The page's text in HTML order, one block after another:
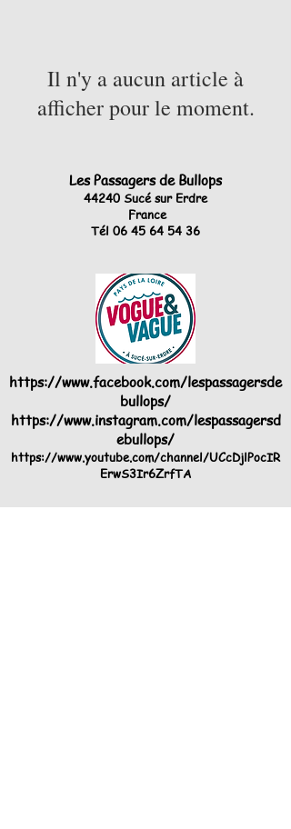
Il n'y a aucun article à
afficher pour le moment.
Les Passagers de Bullops
44240 Sucé sur Erdre
France
Tél 06 45 64 54 36
https://www.facebook.com/lespassagersde
bullops/
https://www.instagram.com/lespassagersd
ebullops/
https://www.youtube.com/channel/UCcDjlPocIR
ErwS3Ir6ZrfTA